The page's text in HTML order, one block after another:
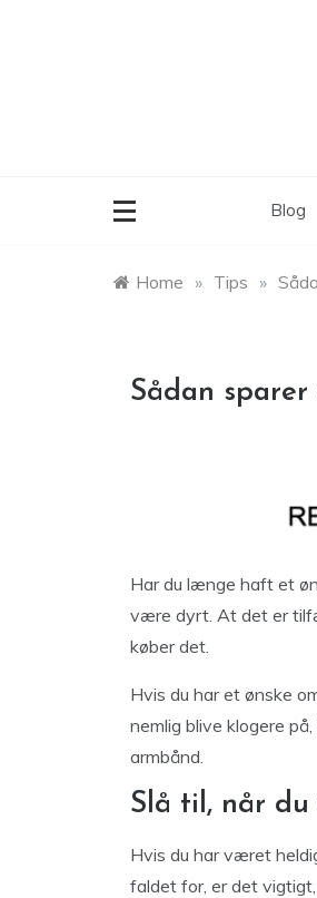
Blog
Home » Tips »
Sådan
Har du længe haft et
være dyrt. At det er
køber det.
Hvis du har et ønske
nemlig blive klogere
armbånd.
Slå til, når
Hvis du har været
faldet for, er det